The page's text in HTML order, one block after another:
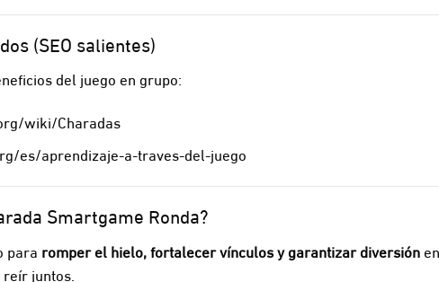
(SEO salientes)
del juego en grupo:
wiki/Charadas
es/aprendizaje-a-traves-del-juego
Smartgame Ronda?
para romper el hielo, fortalecer vínculos y garantizar diversión
juntos.